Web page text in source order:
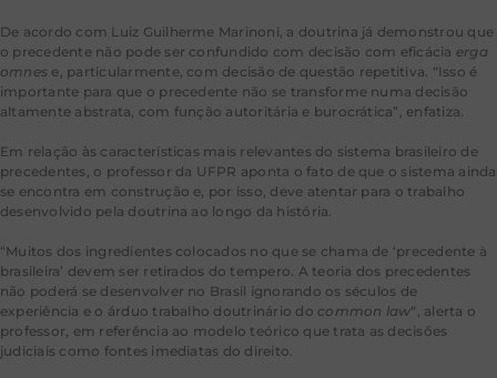
De acordo com Luiz Guilherme Marinoni, a doutrina já demonstrou que
o precedente não pode ser confundido com decisão com eficácia erga
omnes e, particularmente, com decisão de questão repetitiva. “Isso é
importante para que o precedente não se transforme numa decisão
altamente abstrata, com função autoritária e burocrática”, enfatiza.
Em relação às características mais relevantes do sistema brasileiro de
precedentes, o professor da UFPR aponta o fato de que o sistema ainda
se encontra em construção e, por isso, deve atentar para o trabalho
desenvolvido pela doutrina ao longo da história.
“Muitos dos ingredientes colocados no que se chama de ‘precedente à
brasileira’ devem ser retirados do tempero. A teoria dos precedentes
não poderá se desenvolver no Brasil ignorando os séculos de
experiência e o árduo trabalho doutrinário do common law“, alerta o
professor, em referência ao modelo teórico que trata as decisões
judiciais como fontes imediatas do direito.